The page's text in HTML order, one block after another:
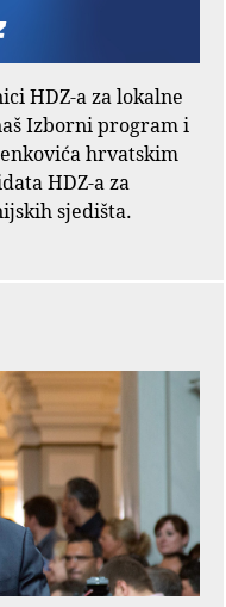
HDZ-a za lokalne
Izborni program i
hrvatskim
HDZ-a za
sjedišta.